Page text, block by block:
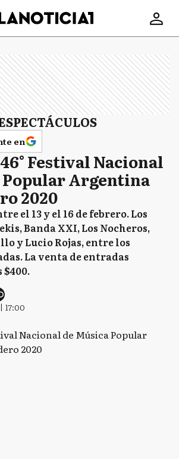
en
Festival Nacional
Popular Argentina
2020
el 13 y el 16 de febrero. Los
Banda XXI, Los Nocheros,
y Lucio Rojas, entre los
La venta de entradas
$400.
17:00